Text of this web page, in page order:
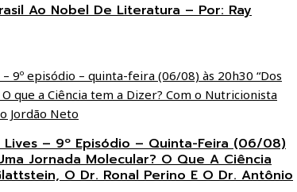
Ao Nobel De Literatura – Por: Ray
– 9º Episódio – Quinta-Feira (06/08)
Jornada Molecular? O Que A Ciência
O Dr. Ronal Perino E O Dr. Antônio